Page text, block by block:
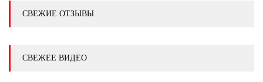
СВЕЖИЕ ОТЗЫВЫ
СВЕЖЕЕ ВИДЕО